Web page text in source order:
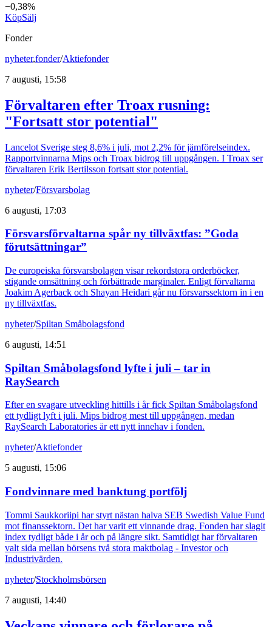
−0,38%
KöpSälj
Fonder
nyheter,fonder/Aktiefonder
7 augusti, 15:58
Förvaltaren efter Troax rusning:
"Fortsatt stor potential"
Lancelot Sverige steg 8,6% i juli, mot 2,2% för jämförelseindex.
Rapportvinnarna Mips och Troax bidrog till uppgången. I Troax ser
förvaltaren Erik Bertilsson fortsatt stor potential.
nyheter/Försvarsbolag
6 augusti, 17:03
Försvarsförvaltarna spår ny tillväxtfas: ”Goda
förutsättningar”
De europeiska försvarsbolagen visar rekordstora orderböcker,
stigande omsättning och förbättrade marginaler. Enligt förvaltarna
Joakim Agerback och Shayan Heidari går nu försvarssektorn in i en
ny tillväxtfas.
nyheter/Spiltan Småbolagsfond
6 augusti, 14:51
Spiltan Småbolagsfond lyfte i juli – tar in
RaySearch
Efter en svagare utveckling hittills i år fick Spiltan Småbolagsfond
ett tydligt lyft i juli. Mips bidrog mest till uppgången, medan
RaySearch Laboratories är ett nytt innehav i fonden.
nyheter/Aktiefonder
5 augusti, 15:06
Fondvinnare med banktung portfölj
Tommi Saukkoriipi har styrt nästan halva SEB Swedish Value Fund
mot finanssektorn. Det har varit ett vinnande drag. Fonden har slagit
index tydligt både i år och på längre sikt. Samtidigt har förvaltaren
valt sida mellan börsens två stora maktbolag - Investor och
Industrivärden.
nyheter/Stockholmsbörsen
7 augusti, 14:40